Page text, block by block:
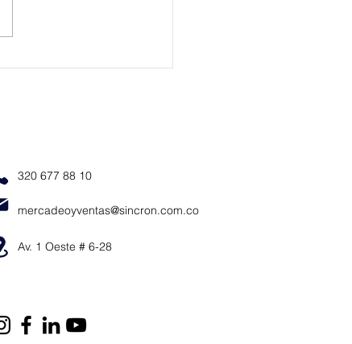
320 677 88 10
mercadeoyventas@sincron.com.co
Av. 1 Oeste # 6-28